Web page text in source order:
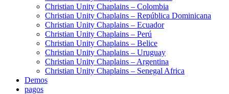
Christian Unity Chaplains – Colombia
Christian Unity Chaplains – República Dominicana
Christian Unity Chaplains – Ecuador
Christian Unity Chaplains – Perú
Christian Unity Chaplains – Belice
Christian Unity Chaplains – Uruguay
Christian Unity Chaplains – Argentina
Christian Unity Chaplains – Senegal Africa
Demos
pagos